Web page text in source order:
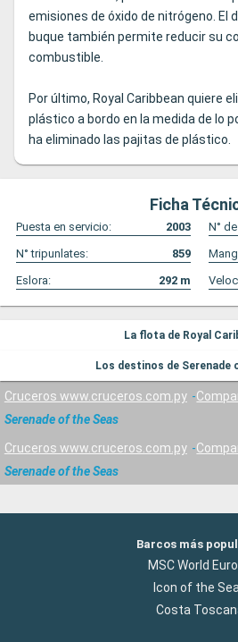
emisiones de óxido de nitrógeno. El
buque también permite reducir su
combustible.
Por último, Royal Caribbean quiere
plástico a bordo en la medida de lo
ha eliminado las pajitas de plástico.
Ficha
Puesta en servicio: 2003 N°
N° tripunlates:
859
Eslora:
292 m
La flota de Royal
Los destinos de Serenade
Cruceros www.cruceros.com.py
Serenade of the Seas
Cruceros www.cruceros.com.py
Serenade of the Seas
Barcos más
MSC World
Icon of the
Costa